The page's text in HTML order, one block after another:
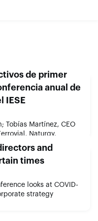
de primer
anual de
IESE
Tobías Martínez, CEO
Naturgy,
los ponentes
and
times
looks at COVID-
strategy